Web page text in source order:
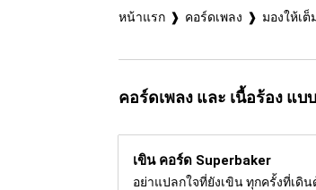
หน้าแรก คอร์ดเพลง มองให้เต็
คอร์ดเพลง และ เนื้อร้อง แบ
เขิน คอร์ด Superbaker
อย่าแปลกใจที่ยังเขิน ทุกครั้งที่เดิ